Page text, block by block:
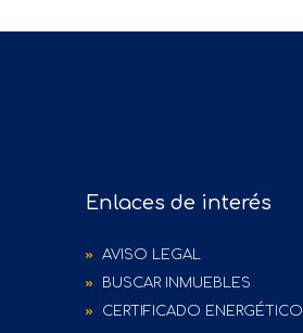
Enlaces de interés
AVISO LEGAL
BUSCAR INMUEBLES
CERTIFICADO ENERGÉTICO